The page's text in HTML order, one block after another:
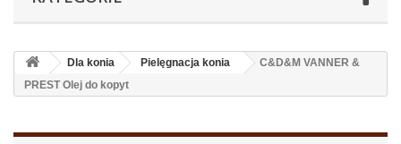
Dla konia Pielęgnacja konia
C&D&M VANNER &
PREST Olej do kopyt